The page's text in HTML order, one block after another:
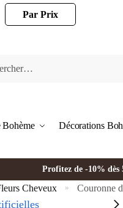
Par Prix
Bohème Décorations
Profitez de -10% dès
Cheveux » Couronne